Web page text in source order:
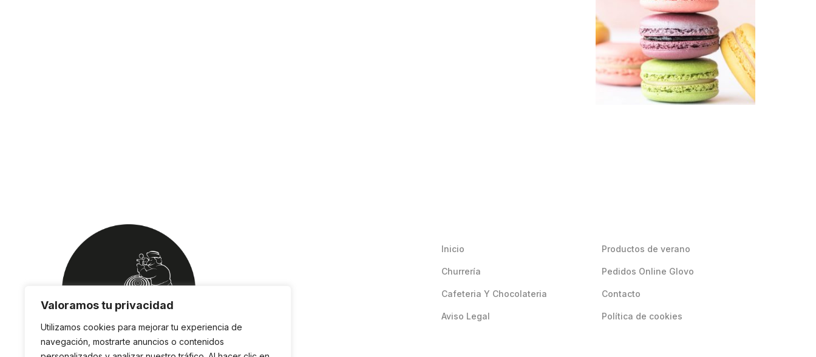
Valoramos tu privacidad
Utilizamos cookies para mejorar tu experiencia de
navegación, mostrarte anuncios o contenidos
Inicio
Churrería
Cafeteria Y Chocolateria
Aviso Legal
Productos de verano
Pedidos Online Glovo
Contacto
Política de cookies